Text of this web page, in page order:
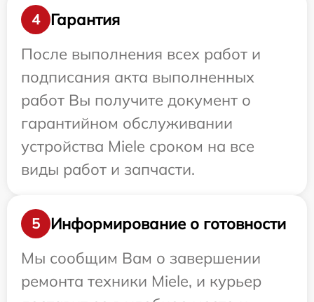
4
Гарантия
После выполнения всех работ и
подписания акта выполненных
работ Вы получите документ о
гарантийном обслуживании
устройства Miele сроком на все
виды работ и запчасти.
5
Информирование о готовности
Мы сообщим Вам о завершении
ремонта техники Miele, и курьер